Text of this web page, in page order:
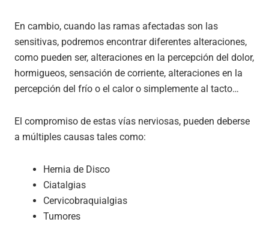
En cambio, cuando las ramas afectadas son las
sensitivas, podremos encontrar diferentes alteraciones,
como pueden ser, alteraciones en la percepción del dolor,
hormigueos, sensación de corriente, alteraciones en la
percepción del frío o el calor o simplemente al tacto…
El compromiso de estas vías nerviosas, pueden deberse
a múltiples causas tales como:
Hernia de Disco
Ciatalgias
Cervicobraquialgias
Tumores